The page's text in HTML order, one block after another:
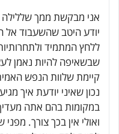
אני מבקשת ממך
יודע היטב שהשעבוד אל
ללחץ המתמיד
שבשאיפה להיות נאמן
קיימת שלוות הנפש
נכון שאיני יודעת איך
במקומות בהם אתה
ואולי אין בכך צורך.